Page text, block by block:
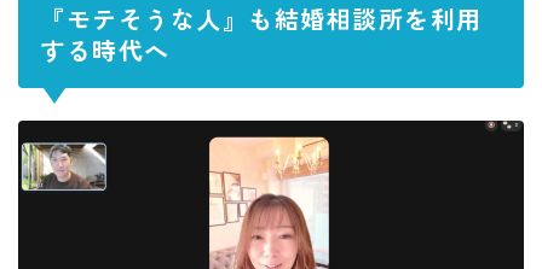
『モテそうな人』も結婚相談所を利用
する時代へ